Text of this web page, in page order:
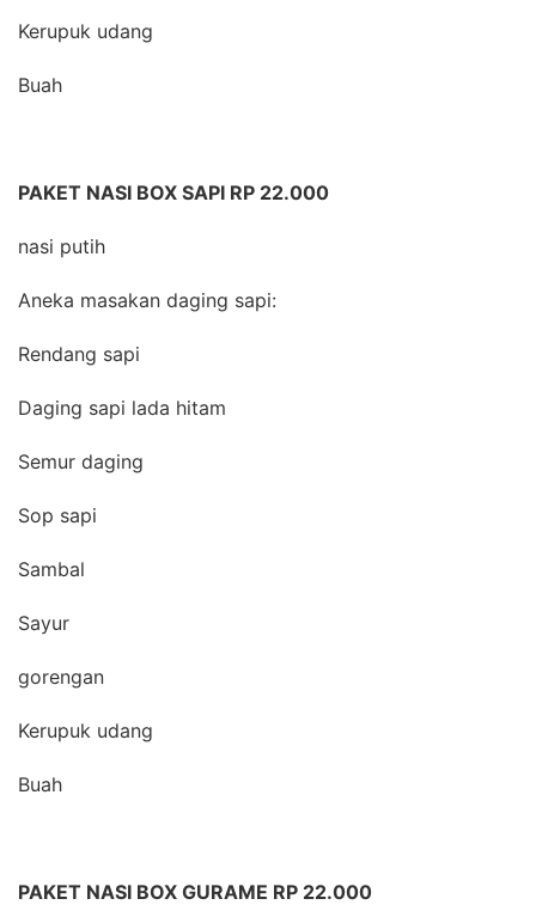
Kerupuk udang
Buah
PAKET NASI BOX SAPI RP 22.000
nasi putih
Aneka masakan daging sapi:
Rendang sapi
Daging sapi lada hitam
Semur daging
Sop sapi
Sambal
Sayur
gorengan
Kerupuk udang
Buah
PAKET NASI BOX GURAME RP 22.000